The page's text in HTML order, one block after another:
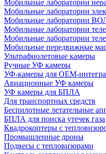
Мобильные лаборатории
Мобильные лаборатории
Мобильные лаборатории
Мобильные лаборатории
Мобильные лаборатории
Мобильные передвижные
Ультрафиолетовые камеры
Ручные УФ камеры
УФ-камеры для OEM-
Авиационные УФ камеры
УФ камеры для БПЛА
Для транспортных средств
Беспилотные летательные
БПЛА для поиска утечек газа
Квадрокоптеры с
Промышленные дроны
Подвесы с тепловизорами